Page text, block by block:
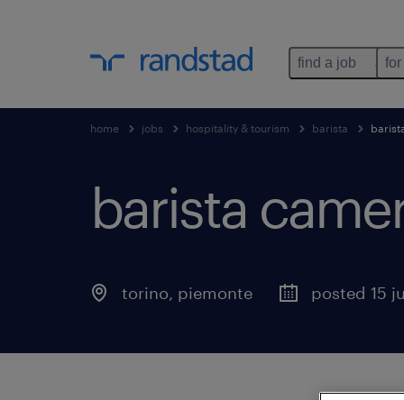
find a job
home jobs hospitality & tourism barista
barista
torino, piemonte posted 15